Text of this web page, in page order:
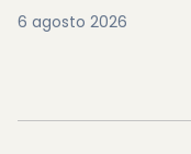
6 agosto 2026